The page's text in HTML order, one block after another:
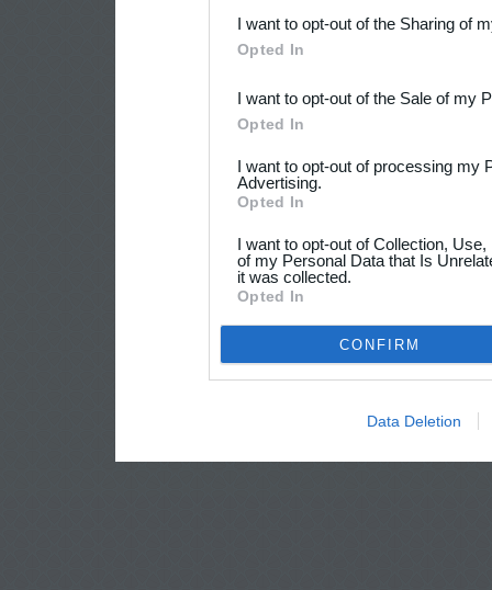
Downstream Participants
third parties.
I want to opt-out of the Sharing of
Opted In
I want to opt-out of the Sale of my
Opted In
I want to opt-out of processing my
Advertising.
Opted In
I want to opt-out of Collection,
of my Personal Data that Is
it was collected.
Opted In
CONFIRM
Data Deletion